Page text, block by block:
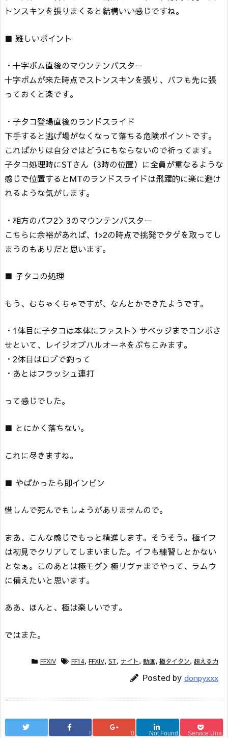
トンスキンを張りまくると結構いい感じですね。
■ 難しいポイント
・十字ボム直後のマウンテンバスター
十字ボムが来た時点でストンスキンを張り、バフも先に張
っておくと楽です。
・子タコ登場直後のランドスライド
下手すると逃げ場がなくなって落ちる危険ポイントです。
こればかりは自分ではどうにもならないので祈ってます。
子タコ処理時にSTさん（3時の位置）に全員が重なるような
感じで位置するとMTのランドスライドは飛躍的に楽に避け
れるような気がします。
・相方のバフ2＞3のマウンテンバスター
こちらに余裕があれば、1>2の時点で挑発でタゲを取ってし
まうのもありだと思います。
■ 子タコの処理
もう、むちゃくちゃですが、なんとかできたようです。
・1体目に子タコは本体にファスト＞サベッジまでコンボさ
せといて、レイジオブハルオーネをぶちこみます。
・2体目はロブで釣って
・あとはフラッシュ連打
って感じでした。
■ とにかく落ちない。
これに尽きますね。
■ やばかったら即インビン
惜しんで死んでもしょうがありませんので。
まあ、こんな感じでもっと精進します。そうそう。極イフ
は初見でクリアしてしまいました。イフも練習しとかない
となぁ。このあとは極モグ＞極リヴァまでやって、ラムウ
に備えたいと思います。
ああ、ほんと、極は楽しいです。
ではまた。
FFXIV FF14, FFXIV, ST, ナイト, 動画, 極タイタン, 超える力
Posted by donpyxxx
! 0 Not Found Service Una